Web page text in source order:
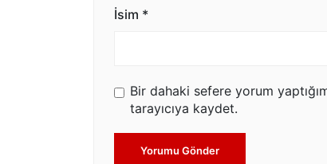
İsim *
Bir dahaki sefere yorum
tarayıcıya kaydet.
Yorumu Gönder